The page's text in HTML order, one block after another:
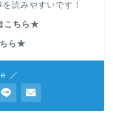
読みやすいです！
こちら★
ら★
／